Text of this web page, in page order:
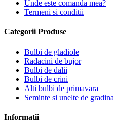
Unde este comanda mea?
Termeni si conditii
Categorii Produse
Bulbi de gladiole
Radacini de bujor
Bulbi de dalii
Bulbi de crini
Alti bulbi de primavara
Seminte si unelte de gradina
Informatii